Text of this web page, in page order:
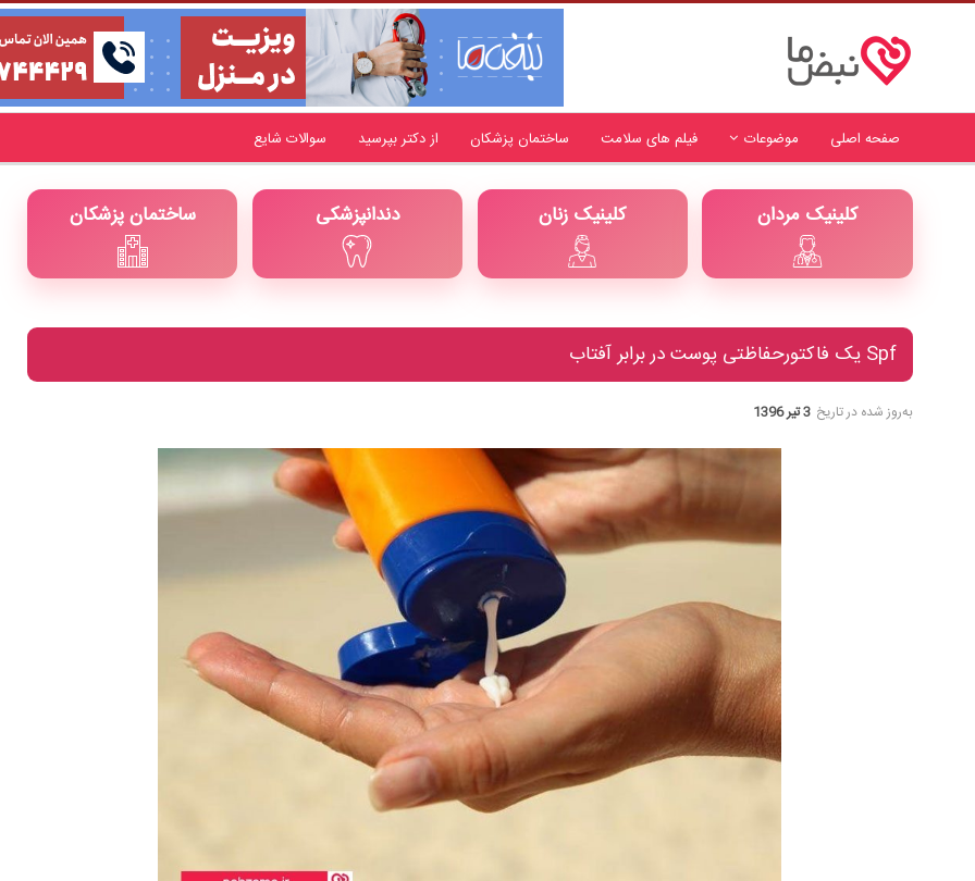
صفحه اصلی موضوعات فیلم های سلامت ساختمان پزشکان از دکتر بپرسید سوالات شایع
ساختمان پزشکان دندانپزشکی کلینیک زنان کلینیک مردان
Spf یک فاکتورحفاظتی پوست در برابر آفتاب
به‌روز شده در تاریخ 3 تیر 1396